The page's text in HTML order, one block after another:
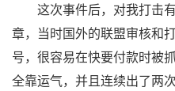
这次事件后，对我打击有
章，当时国外的联盟审核和
号，很容易在快要付款时被
全靠运气，并且连续出了两